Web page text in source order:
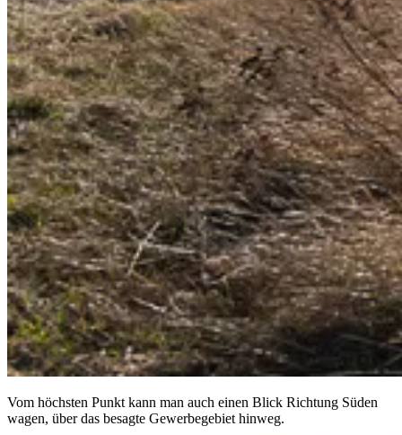
Vom höchsten Punkt kann man auch einen Blick Richtung Süden
wagen, über das besagte Gewerbegebiet hinweg.